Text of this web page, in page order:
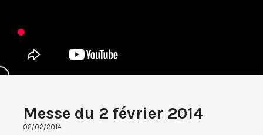
Messe du 2 février 2014
02/02/2014